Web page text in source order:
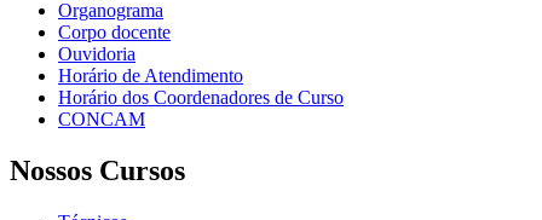
Organograma
Corpo docente
Ouvidoria
Horário de Atendimento
Horário dos Coordenadores de Curso
CONCAM
Nossos Cursos